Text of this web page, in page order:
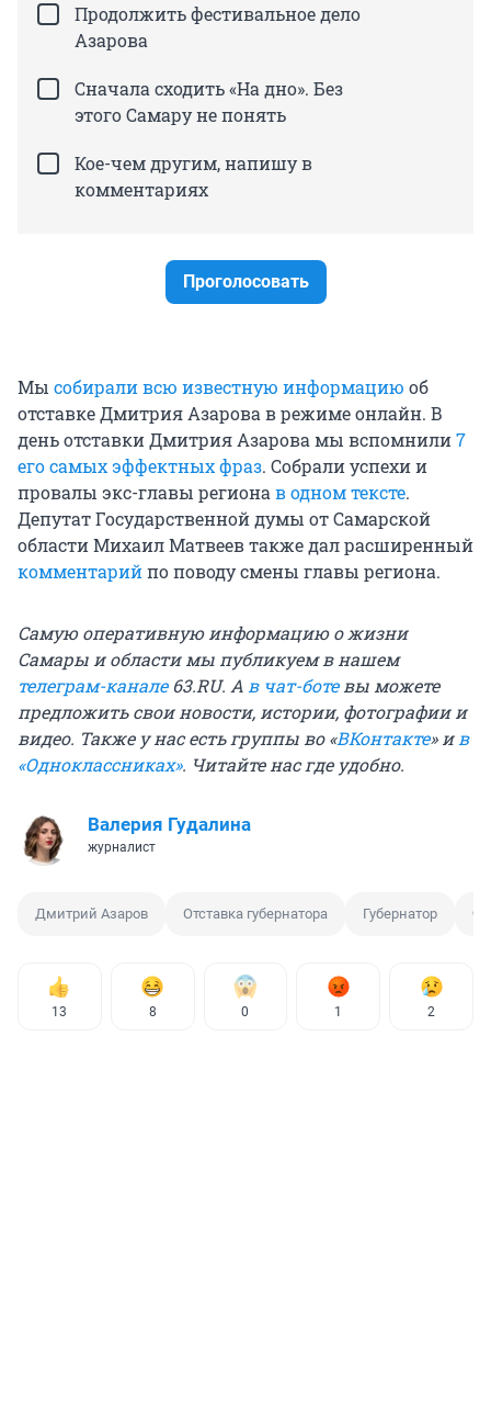
Продолжить фестивальное дело
Азарова
Сначала сходить «На дно». Без
этого Самару не понять
Кое-чем другим, напишу в
комментариях
Проголосовать
Мы собирали всю известную информацию об
отставке Дмитрия Азарова в режиме онлайн. В
день отставки Дмитрия Азарова мы вспомнили7
его самых эффектных фраз. Собрали успехи и
провалы экс-главы региона в одном тексте.
Депутат Государственной думы от Самарской
области Михаил Матвеев также дал расширенный
комментарийпо поводу смены главы региона.
Самую оперативную информацию о жизни
Самары и области мы публикуем в нашем
телеграм-канале63.RU. А в чат-ботевы можете
предложить свои новости, истории, фотографии и
видео. Также у нас есть группы во «ВКонтакте» и в
«Одноклассниках». Читайте нас где удобно.
Валерия Гудалина
журналист
Дмитрий Азаров Отставка губернатора Губернатор
13 8 0 1 2